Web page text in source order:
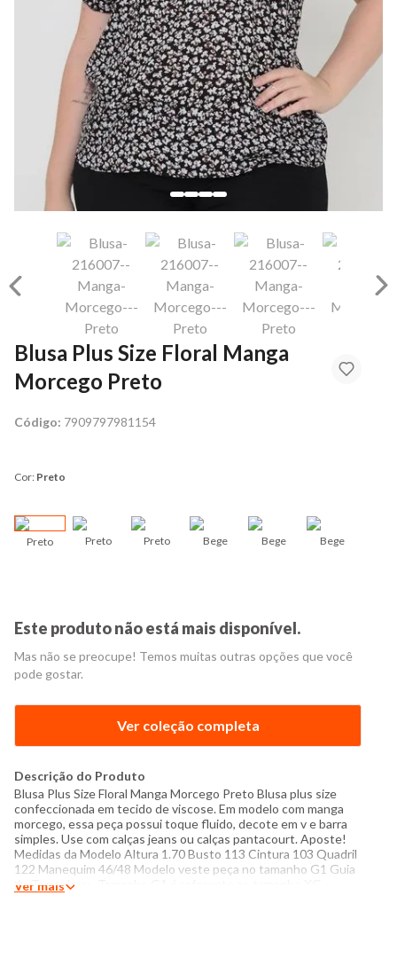
Blusa Plus Size Floral Manga
Morcego Preto
Código: 7909797981154
Cor: Preto
Preto Preto Preto Bege Bege
Bege
Este produto não está mais disponível.
Mas não se preocupe! Temos muitas outras opções que você
pode gostar.
Ver coleção completa
Descrição do Produto
Blusa Plus Size Floral Manga Morcego Preto Blusa plus size
confeccionada em tecido de viscose. Em modelo com manga
morcego, essa peça possui toque fluido, decote em v e barra
simples. Use com calças jeans ou calças pantacourt. Aposte!
Medidas da Modelo Altura 1.70 Busto 113 Cintura 103 Quadril
122 Manequim 46/48 Modelo veste peça no tamanho G1 Guia
de Tamanhos: -Tamanho G1 é referente ao tamanho XG -
Ver mais